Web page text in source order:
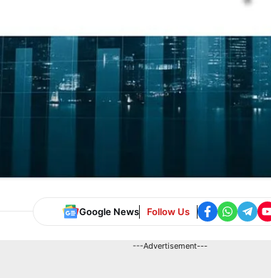
Google News Follow Us
---Advertisement---